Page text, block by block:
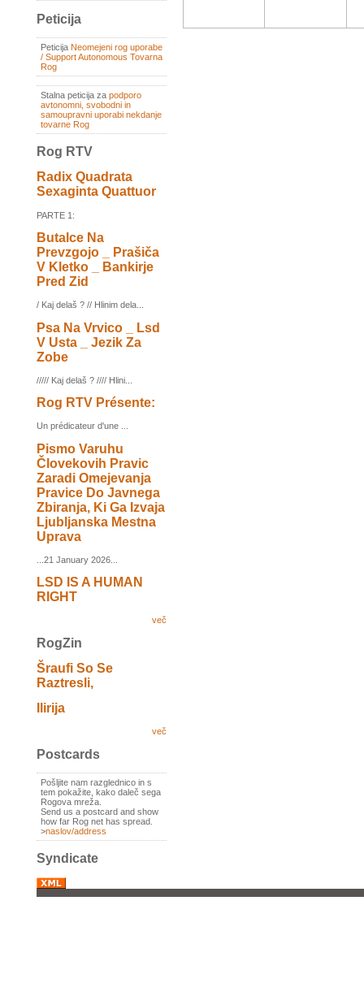
Peticija
Peticija Neomejeni rog uporabe
/ Support Autonomous Tovarna
Rog
Stalna peticija za podporo
avtonomni, svobodni in
samoupravni uporabi nekdanje
tovarne Rog
Rog RTV
Radix Quadrata
Sexaginta Quattuor
PARTE 1:
Butalce Na
Prevzgojo _ Prašiča
V Kletko _ Bankirje
Pred Zid
/ Kaj delaš ? // Hlinim dela...
Psa Na Vrvico _ Lsd
V Usta _ Jezik Za
Zobe
///// Kaj delaš ? //// Hlini...
Rog RTV Présente:
Un prédicateur d'une ...
Pismo Varuhu
Človekovih Pravic
Zaradi Omejevanja
Pravice Do Javnega
Zbiranja, Ki Ga Izvaja
Ljubljanska Mestna
Uprava
...21 January 2026...
LSD IS A HUMAN
RIGHT
več
RogZin
Šraufi So Se
Raztresli,
Ilirija
več
Postcards
Pošljite nam razglednico in s
tem pokažite, kako daleč sega
Rogova mreža.
Send us a postcard and show
how far Rog net has spread.
>naslov/address
Syndicate